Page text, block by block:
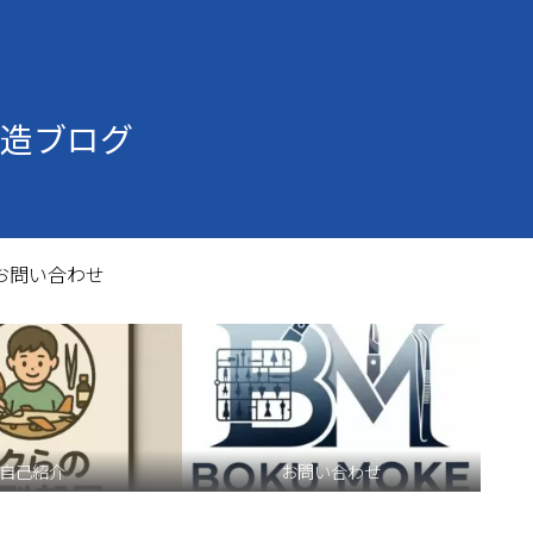
ブログ
問い合わせ
自己紹介 お問い合わせ